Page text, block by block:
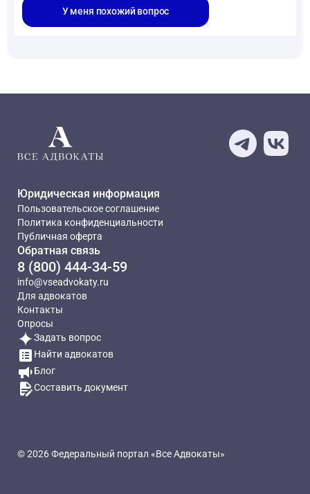
У меня похожий вопрос
Юридическая информация
Пользовательское соглашение
Политика конфиденциальности
Публичная оферта
Обратная связь
8 (800) 444-34-59
info@vseadvokaty.ru
Для адвокатов
Контакты
Опросы
Задать вопрос
Найти адвокатов
Блог
Составить документ
© 2026 Федеральный портал «Все Адвокаты»